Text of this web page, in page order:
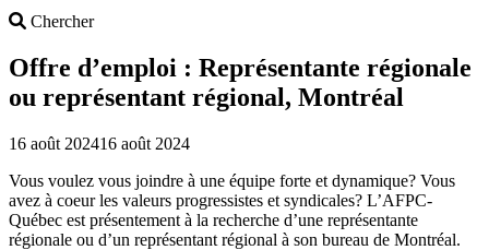
ChercherSearch
Offre d’emploi : Représentante régionale
ou représentant régional, Montréal
16 août 202416 août 2024
Vous voulez vous joindre à une équipe forte et dynamique? Vous
avez à coeur les valeurs progressistes et syndicales? L’AFPC-
Québec est présentement à la recherche d’une représentante
régionale ou d’un représentant régional à son bureau de Montréal.